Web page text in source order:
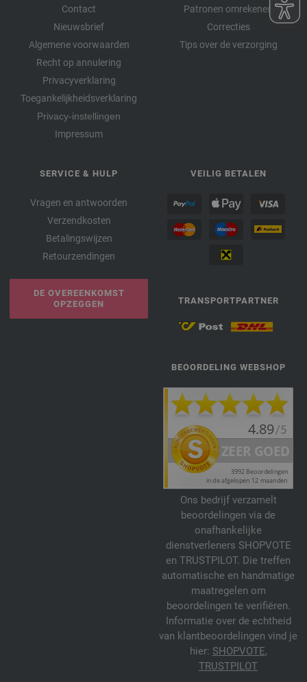
Contact
Nieuwsbrief
Algemene voorwaarden
Recht op annulering
Privacyverklaring
Toegankelijkheidsverklaring
Privacy-instellingen
Impressum
Patronen omrekenen
Correcties
Tips over de verzorging
SERVICE & HULP
Vragen en antwoorden
Verzendkosten
Betalingswijzen
Retourzendingen
DE OVEREENKOMST
OPZEGGEN
VEILIG BETALEN
TRANSPORTPARTNER
BEOORDELING WEBSHOP
Ons bedrijf verzamelt
beoordelingen via de
onafhankelijke
dienstverleners SHOPVOTE
en TRUSTPILOT. Die treffen
automatische en handmatige
maatregelen om
beoordelingen te verifiëren.
Informatie over de echtheid
van klantbeoordelingen vind je
hier: SHOPVOTE,
TRUSTPILOT